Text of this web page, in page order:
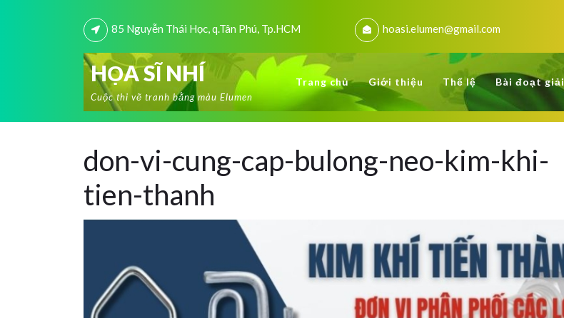
85 Nguyễn Thái Học, q.Tân Phú, Tp.HCM hoasi.elumen@gmail.com
HỌA SĨ NHÍ
Cuộc thi vẽ tranh bằng màu Elumen
Trang chủ Giới thiệu Thể lệ Bài đoạt giải
don-vi-cung-cap-bulong-neo-kim-khi-
tien-thanh